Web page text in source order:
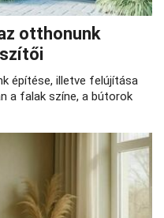
otthonunk
építése, illetve felújítása
a falak színe, a bútorok